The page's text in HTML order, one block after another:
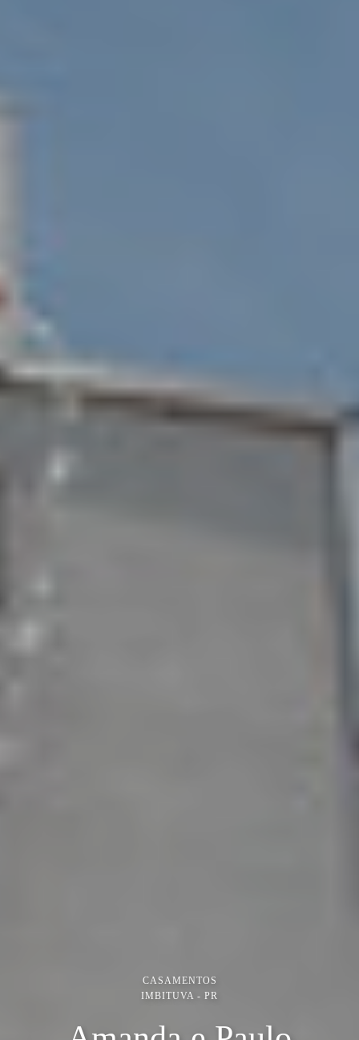
CASAMENTOS
IMBITUVA - PR